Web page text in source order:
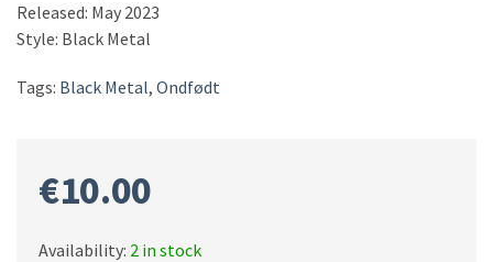
Released: May 2023
Style: Black Metal
Tags: Black Metal, Ondfødt
€10.00
Availability: 2 in stock